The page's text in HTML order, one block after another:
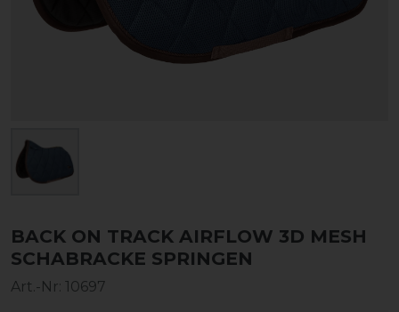
BACK ON TRACK AIRFLOW 3D MESH
SCHABRACKE SPRINGEN
Art.-Nr: 10697